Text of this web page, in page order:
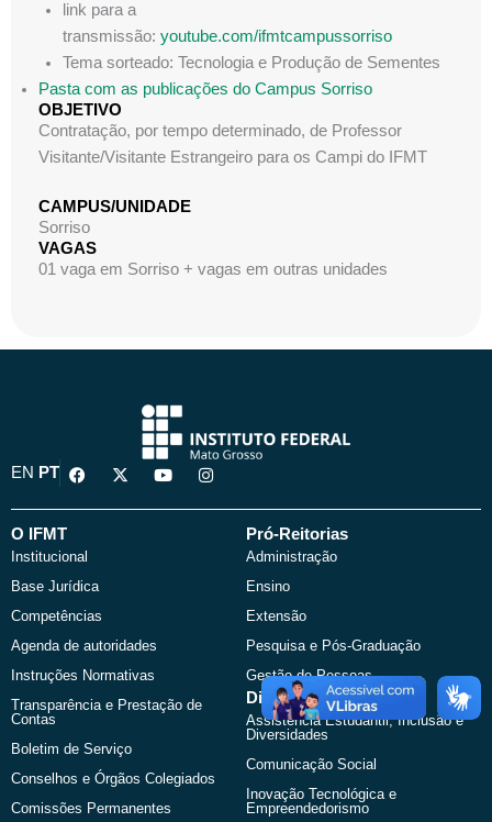
link para a
transmissão: youtube.com/ifmtcampussorriso
Tema sorteado: Tecnologia e Produção de Sementes
Pasta com as publicações do Campus Sorriso
OBJETIVO
Contratação, por tempo determinado, de Professor
Visitante/Visitante Estrangeiro para os Campi do IFMT
CAMPUS/UNIDADE
Sorriso
VAGAS
01 vaga em Sorriso + vagas em outras unidades
EN PT
F
a
e
o
k
X
-
w
Y
o
t
I
n
t
O IFMT
Institucional
Base Jurídica
Competências
Agenda de autoridades
Instruções Normativas
Transparência e Prestação de
Contas
Boletim de Serviço
Conselhos e Órgãos Colegiados
Comissões Permanentes
Pró-Reitorias
Administração
Ensino
Extensão
Pesquisa e Pós-Graduação
Gestão de Pessoas
Diretorias Sistêmicas
Assistência Estudantil, Inclusão e
Diversidades
Comunicação Social
Inovação Tecnológica e
Empreendedorismo